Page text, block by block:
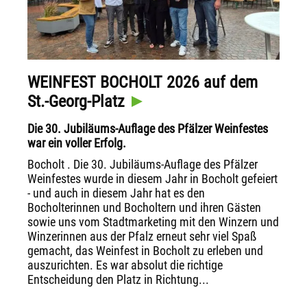
WEINFEST BOCHOLT 2026 auf dem
St.-Georg-Platz
Die 30. Jubiläums-Auflage des Pfälzer Weinfestes
war ein voller Erfolg.
Bocholt . Die 30. Jubiläums-Auflage des Pfälzer
Weinfestes wurde in diesem Jahr in Bocholt gefeiert
- und auch in diesem Jahr hat es den
Bocholterinnen und Bocholtern und ihren Gästen
sowie uns vom Stadtmarketing mit den Winzern und
Winzerinnen aus der Pfalz erneut sehr viel Spaß
gemacht, das Weinfest in Bocholt zu erleben und
auszurichten. Es war absolut die richtige
Entscheidung den Platz in Richtung...